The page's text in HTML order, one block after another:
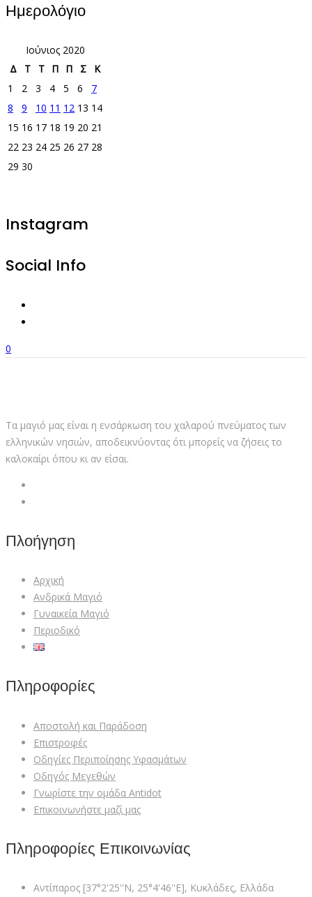
Ημερολόγιο
Ιούνιος 2020
Δ
Τ Τ Π Π Σ
Κ
1
2 3 4 5 6
7
8
9 10 11 12 13 14
15 16 17 18 19 20 21
22 23 24 25 26 27 28
29 30
Instagram
Social Info
0
Τα μαγιό μας είναι η ενσάρκωση του χαλαρού πνεύματος των
ελληνικών νησιών, αποδεικνύοντας ότι μπορείς να ζήσεις το
καλοκαίρι όπου κι αν είσαι.
Πλοήγηση
Αρχική
Ανδρικά Μαγιό
Γυναικεία Mαγιό
Περιοδικό
Πληροφορίες
Αποστολή και Παράδοση
Επιστροφές
Οδηγίες Περιποίησης Υφασμάτων
Οδηγός Μεγεθών
Γνωρίστε την ομάδα Antidot
Επικοινωνήστε μαζί μας
Πληροφορίες Επικοινωνίας
Αντίπαρος [37°2'25''N, 25°4'46''E], Κυκλάδες, Ελλάδα